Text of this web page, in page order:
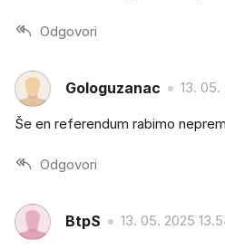
Odgovori
Gologuzanac 13. 05.
Še en referendum rabimo
Odgovori
BtpS 13. 05. 2025